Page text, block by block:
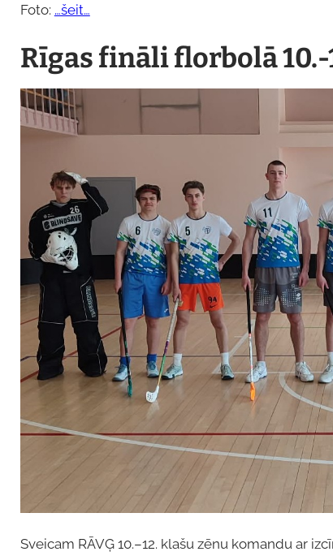
Foto: …šeit…
Rīgas fināli florbolā
Sveicam RĀVĢ 10.–12. klašu zēnu komandu ar